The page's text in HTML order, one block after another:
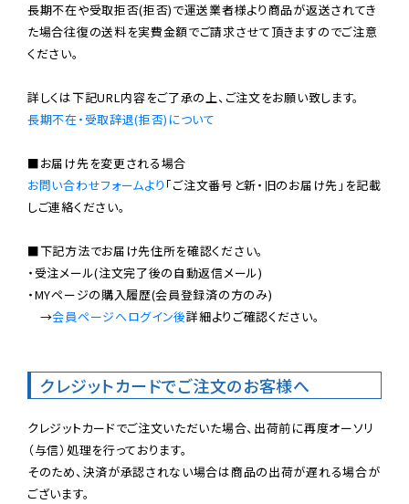
長期不在や受取拒否(拒否)で運送業者様より商品が返送されてき
た場合往復の送料を実費金額でご請求させて頂きますのでご注意
ください。
長期不在・受取辞退(拒否)について
お問い合わせフォームより 「ご注文番号と新・旧のお届け先」を記載
しご連絡ください。
■下記方法でお届け先住所を確認ください。
・受注メール(注文完了後の自動返信メール)
・MYページの購入履歴(会員登録済の方のみ)
→会員ページへログイン後詳細よりご確認ください。
クレジットカードでご注文のお客様へ
クレジットカードでご注文いただいた場合、出荷前に再度オーソリ
（与信）処理を行っております。
そのため、決済が承認されない場合は商品の出荷が遅れる場合が
ございます。